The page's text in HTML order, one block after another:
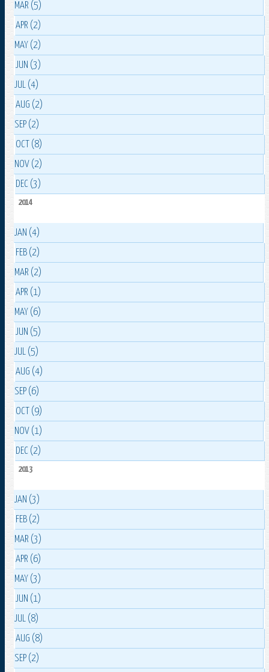
MAR (5)
APR (2)
MAY (2)
JUN (3)
JUL (4)
AUG (2)
SEP (2)
OCT (8)
NOV (2)
DEC (3)
2014
JAN (4)
FEB (2)
MAR (2)
APR (1)
MAY (6)
JUN (5)
JUL (5)
AUG (4)
SEP (6)
OCT (9)
NOV (1)
DEC (2)
2013
JAN (3)
FEB (2)
MAR (3)
APR (6)
MAY (3)
JUN (1)
JUL (8)
AUG (8)
SEP (2)